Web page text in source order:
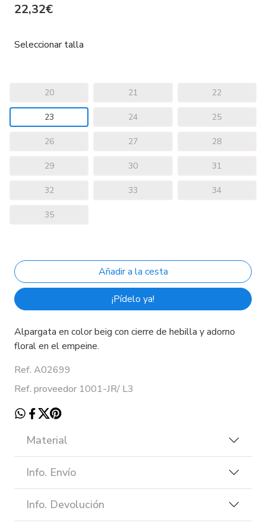
22,32€
Seleccionar talla
20 21 22
23 24 25
26 27 28
29 30 31
32 33 34
35
¡Pídelo ya!
Alpargata en color beig con cierre de hebilla y adorno
floral en el empeine.
Ref. A02699
Ref. proveedor 1001-JR/ L3
Material
Info. Envío
Info. Devolución